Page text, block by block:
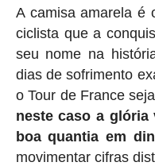
A camisa amarela é
ciclista que a
seu nome na
dias de sofrimento
o Tour de France
neste caso a glória
boa quantia em
movimentar cifras